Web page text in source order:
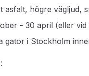
asfalt, högre vägljud,
- 30 april (eller vid
gator i Stockholm